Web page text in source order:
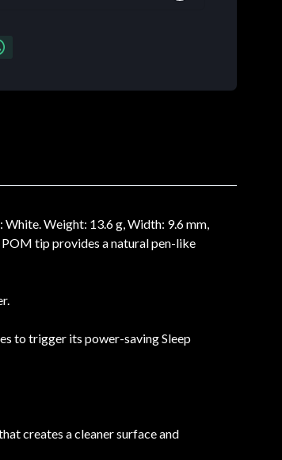
Weight: 13.6 g, Width: 9.6 mm,
tip provides a natural pen-like
to trigger its power-saving Sleep
creates a cleaner surface and